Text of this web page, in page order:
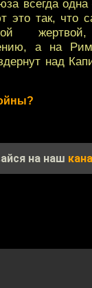
всегда
это так, что
жертвой,
а на
над
на наш